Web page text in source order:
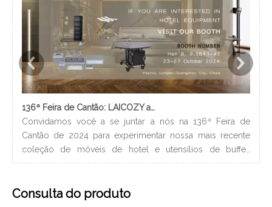
136ª Feira de Cantão: LAICOZY apresenta o futuro dos móveis para hotéis e utensílios de buffet
Convidamos você a se juntar a nós na 136ª Feira de
Cantão de 2024 para experimentar nossa mais recente
coleção de móveis de hotel e utensílios de buffet.
Estamos ansiosos para nos conectar com profissionais da
nossa paixão por artesanato de qualidade e design
Consulta do produto